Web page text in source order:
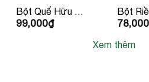
Bột Quế Hữu Cơ
30g Lumlum
99,000₫
Bột
Cơ 25g
78,000
Xem thêm